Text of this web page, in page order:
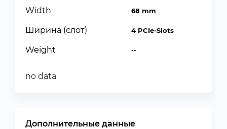
Width 68 mm
Ширина (слот) 4 PCIe-Slots
Weight --
no data
Дополнительные данные